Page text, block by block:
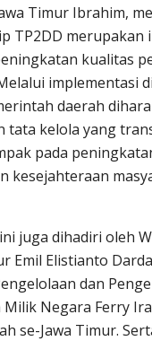
Timur Ibrahim,
TP2DD merupakan
kualitas
implementasi
daerah
tata kelola yang
pada
kesejahteraan
juga dihadiri oleh
Emil Elistianto
dan
Milik Negara Ferry
se-Jawa Timur.